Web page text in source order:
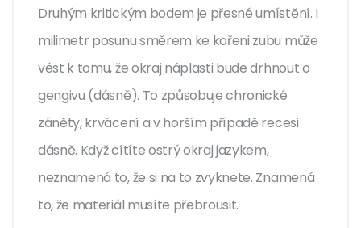
Druhým kritickým bodem je přesné umístění. I
milimetr posunu směrem ke kořeni zubu může
vést k tomu, že okraj náplasti bude drhnout o
gengivu (dásně). To způsobuje chronické
záněty, krvácení a v horším případě recesi
dásně. Když cítíte ostrý okraj jazykem,
neznamená to, že si na to zvyknete. Znamená
to, že materiál musíte přebrousit.